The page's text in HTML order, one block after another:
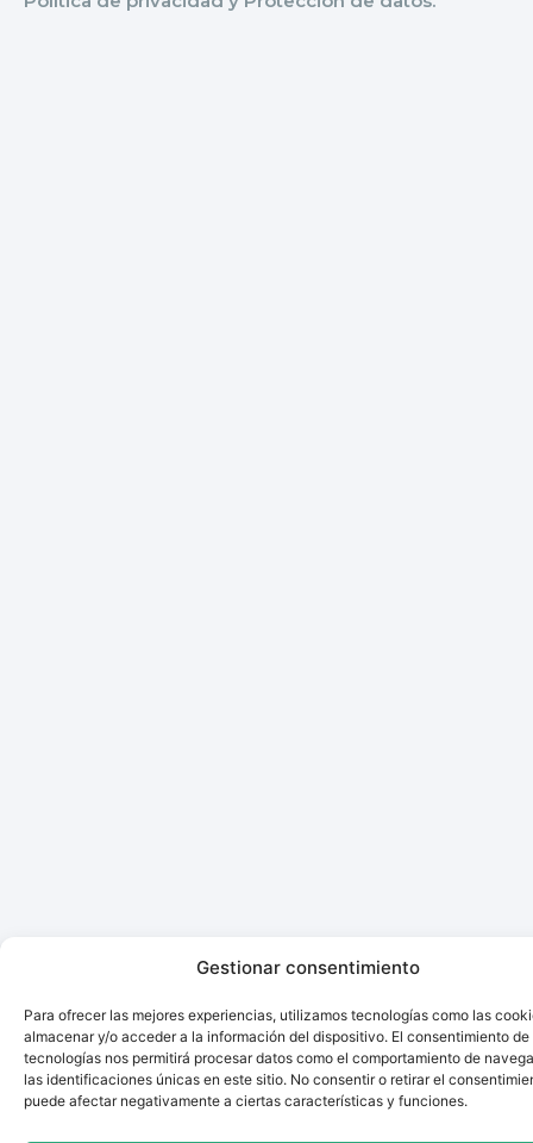
Gestionar consentimiento
Para ofrecer las mejores experiencias, utilizamos tecnologías como las
almacenar y/o acceder a la información del dispositivo. El consentimiento de
tecnologías nos permitirá procesar datos como el comportamiento de
las identificaciones únicas en este sitio. No consentir o retirar el
puede afectar negativamente a ciertas características y funciones.